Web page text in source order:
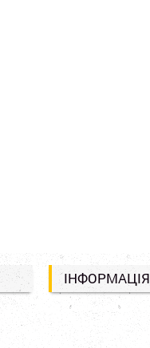
ІНФОРМАЦІЯ